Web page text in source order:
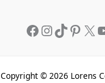
Copyright © 2026 Lorens